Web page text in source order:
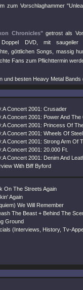
zum Vorschlaghammer
Chronicles"getrost als
DVD, mit saugeiler
göttlichen Songs, massig
Fans zum Pflichttermin
und besten Heavy Metal
Concert 2001: Crusader
Concert 2001: Power And The
Concert 2001: Princess Of
Concert 2001: Wheels Of
Concert 2001: Strong Arm Of
Concert 2001: 20.000 Ft.
Concert 2001: Denim And
With Biff Byford
On The Streets Again
Again
We Will Remember
The Beast + Behind The
Ground
(Interviews, History, Tv-